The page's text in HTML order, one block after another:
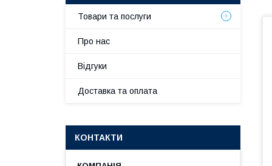
Товари та послуги
Про нас
Відгуки
Доставка та оплата
КОНТАКТИ